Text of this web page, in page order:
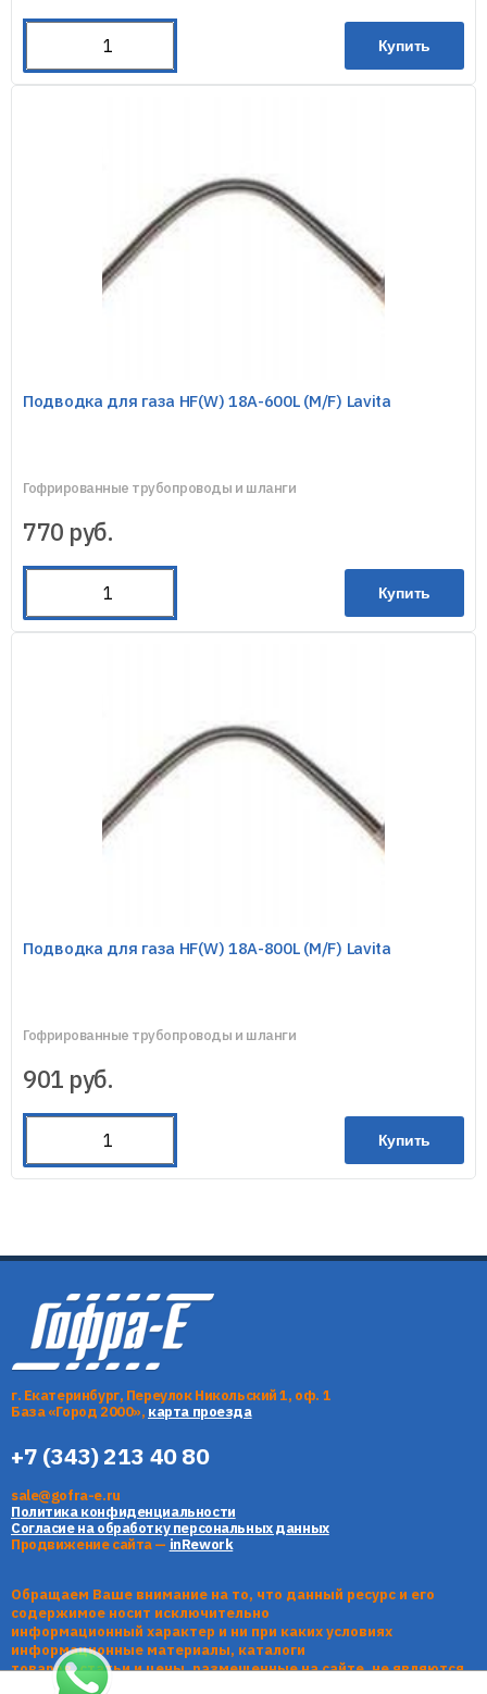
Купить
Подводка для газа HF(W) 18A-600L (M/F) Lavita
Гофрированные трубопроводы и шланги
770 руб.
Купить
Подводка для газа HF(W) 18A-800L (M/F) Lavita
Гофрированные трубопроводы и шланги
901 руб.
Купить
г. Екатеринбург, Переулок Никольский 1, оф. 1
База «Город 2000», карта проезда
+7 (343) 213 40 80
sale@gofra-e.ru
Политика конфиденциальности
Согласие на обработку персональных данных
Продвижение сайта — inRework
Обращаем Ваше внимание на то, что данный ресурс и его
содержимое носит исключительно
информационный характер и ни при каких условиях
информационные материалы, каталоги
товаров, статьи и цены, размещенные на сайте, не являются
публичной офертой, определяемой